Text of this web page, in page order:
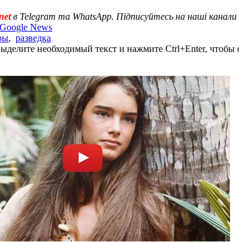
в Telegram та WhatsApp. Підписуйтесь на наші канали
News
, разведка
необходимый текст и нажмите Ctrl+Enter, чтобы